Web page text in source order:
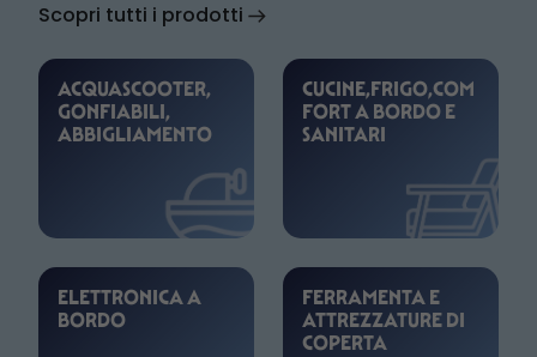
Scopri tutti i prodotti
ACQUASCOOTER,
GONFIABILI,
ABBIGLIAMENTO
CUCINE,FRIGO,COM
FORT A BORDO E
SANITARI
ELETTRONICA A
BORDO
FERRAMENTA E
ATTREZZATURE DI
COPERTA